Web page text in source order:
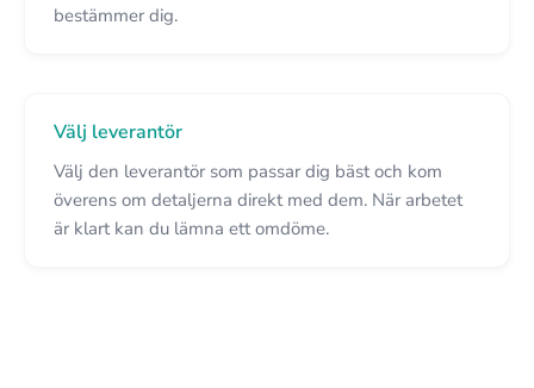
bestämmer dig.
Välj leverantör
Välj den leverantör som passar dig bäst och kom
överens om detaljerna direkt med dem. När arbetet
är klart kan du lämna ett omdöme.